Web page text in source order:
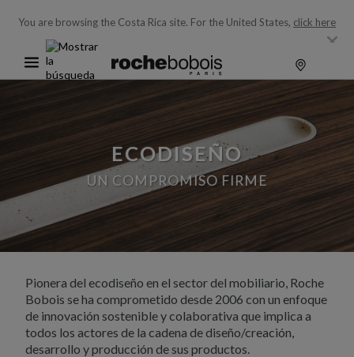
You are browsing the Costa Rica site. For the United States, click here
ECODISEÑO
UN COMPROMISO FIRME
Pionera del ecodiseño en el sector del mobiliario, Roche
Bobois se ha comprometido desde 2006 con un enfoque
de innovación sostenible y colaborativa que implica a
todos los actores de la cadena de diseño/creación,
desarrollo y producción de sus productos.